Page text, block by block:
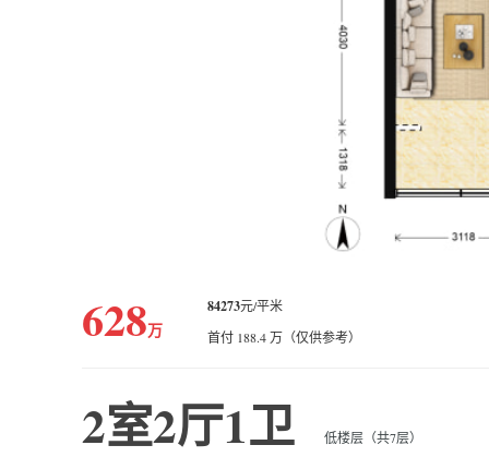
628万
84273元/平米
首付 188.4 万（仅供参考）
2室2厅1卫 低楼层（共7层）